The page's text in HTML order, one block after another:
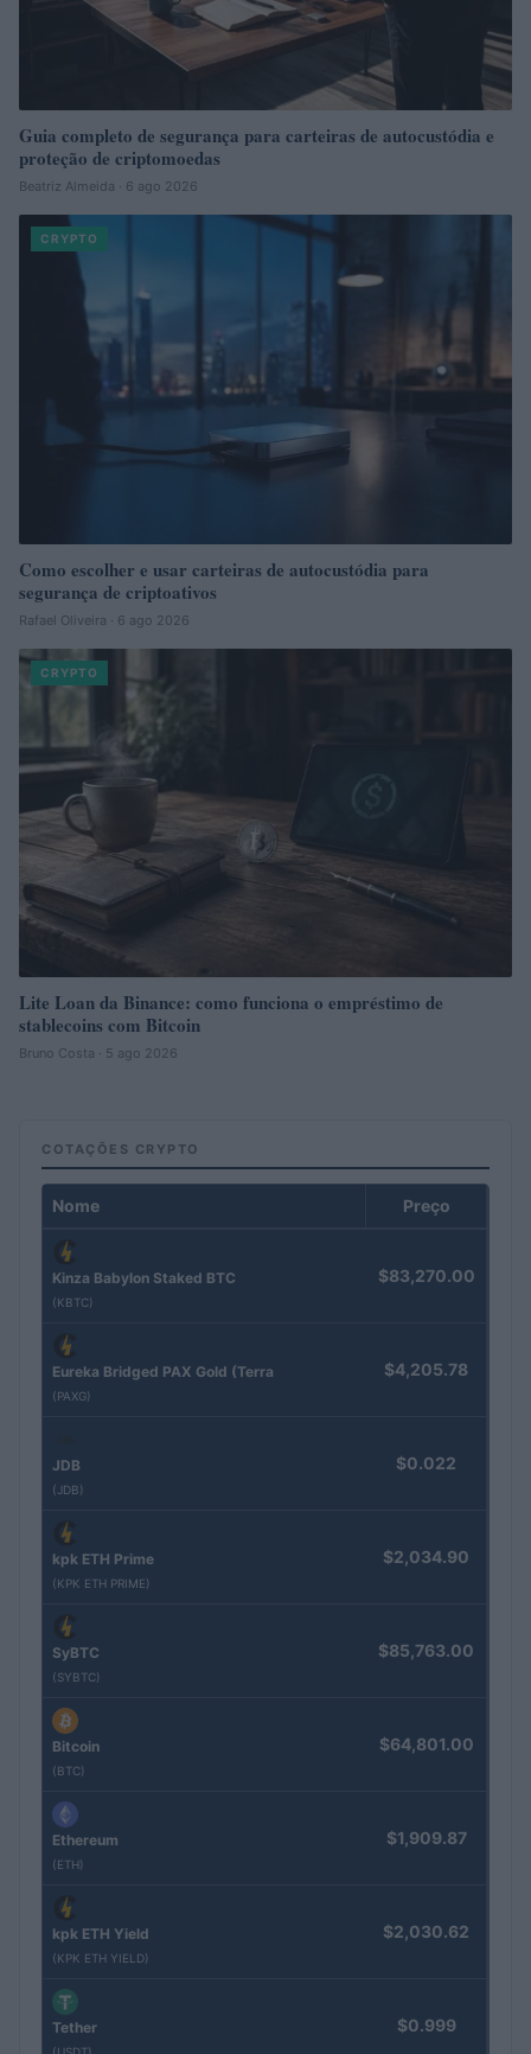
Guia completo de segurança para carteiras de autocustódia e
proteção de criptomoedas
Beatriz Almeida · 6 ago 2026
CRYPTO
Como escolher e usar carteiras de autocustódia para
segurança de criptoativos
Rafael Oliveira · 6 ago 2026
CRYPTO
Lite Loan da Binance: como funciona o empréstimo de
stablecoins com Bitcoin
Bruno Costa · 5 ago 2026
COTAÇÕES CRYPTO
Nome Preço
Kinza Babylon Staked BTC
(KBTC)
$83,270.00
Eureka Bridged PAX Gold (Terra
(PAXG)
$4,205.78
JDB
(JDB)
$0.022
kpk ETH Prime
(KPK ETH PRIME)
$2,034.90
SyBTC
(SYBTC)
$85,763.00
Bitcoin
(BTC)
$64,801.00
Ethereum
(ETH)
$1,909.87
kpk ETH Yield
(KPK ETH YIELD)
$2,030.62
Tether $0.999